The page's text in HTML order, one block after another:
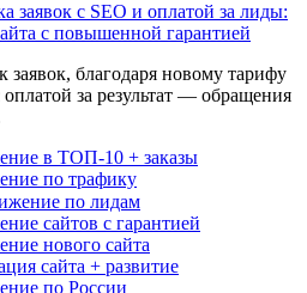
заявок с SEO и оплатой за лиды:
с повышенной гарантией
заявок, благодаря новому тарифу
за результат — обращения
в ТОП-10 + заказы
по трафику
по лидам
сайтов с гарантией
нового сайта
сайта + развитие
по России